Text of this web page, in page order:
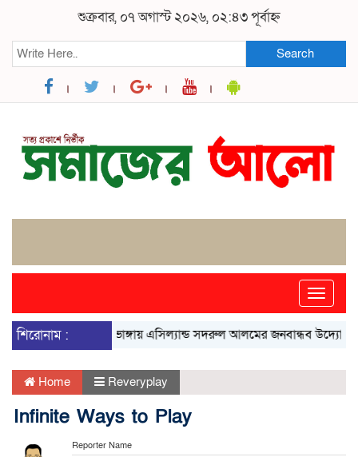
শুক্রবার, ০৭ অগাস্ট ২০২৬, ০২:৪৩ পূর্বাহ্ন
Search
Toggle
শিরোনাম :
ভাঙ্গায় এসিল্যান্ড সদরুল আলমের জনবান্ধব উদ্যোগে বদলে
Home Reveryplay
Infinite Ways to Play
Reporter Name